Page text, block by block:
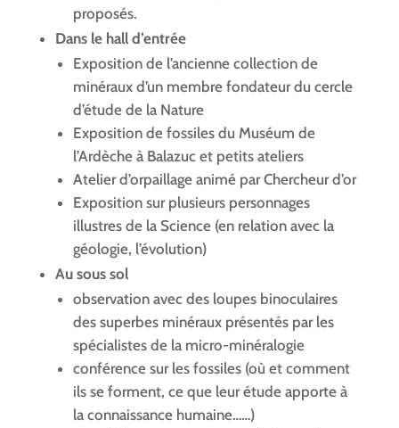
proposés.
Dans le hall d’entrée
Exposition de l’ancienne collection de
minéraux d’un membre fondateur du cercle
d’étude de la Nature
Exposition de fossiles du Muséum de
l’Ardèche à Balazuc et petits ateliers
Atelier d’orpaillage animé par Chercheur d’or
Exposition sur plusieurs personnages
illustres de la Science (en relation avec la
géologie, l’évolution)
Au sous sol
observation avec des loupes binoculaires
des superbes minéraux présentés par les
spécialistes de la micro-minéralogie
conférence sur les fossiles (où et comment
ils se forment, ce que leur étude apporte à
la connaissance humaine……)